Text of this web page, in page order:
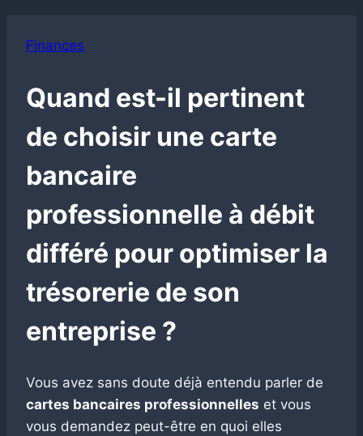
Finances
Quand est-il pertinent
de choisir une carte
bancaire
professionnelle à débit
différé pour optimiser la
trésorerie de son
entreprise ?
Vous avez sans doute déjà entendu parler de
cartes bancaires professionnelles et vous
vous demandez peut-être en quoi elles